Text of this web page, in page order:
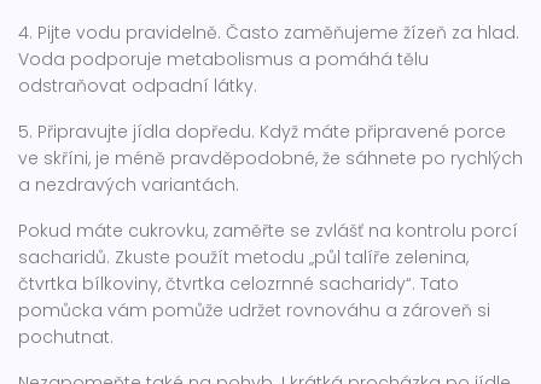
4. Pijte vodu pravidelně. Často zaměňujeme žízeň za hlad.
Voda podporuje metabolismus a pomáhá tělu
odstraňovat odpadní látky.
5. Připravujte jídla dopředu. Když máte připravené porce
ve skříni, je méně pravděpodobné, že sáhnete po rychlých
a nezdravých variantách.
Pokud máte cukrovku, zaměřte se zvlášť na kontrolu porcí
sacharidů. Zkuste použít metodu „půl talíře zelenina,
čtvrtka bílkoviny, čtvrtka celozrnné sacharidy“. Tato
pomůcka vám pomůže udržet rovnováhu a zároveň si
pochutnat.